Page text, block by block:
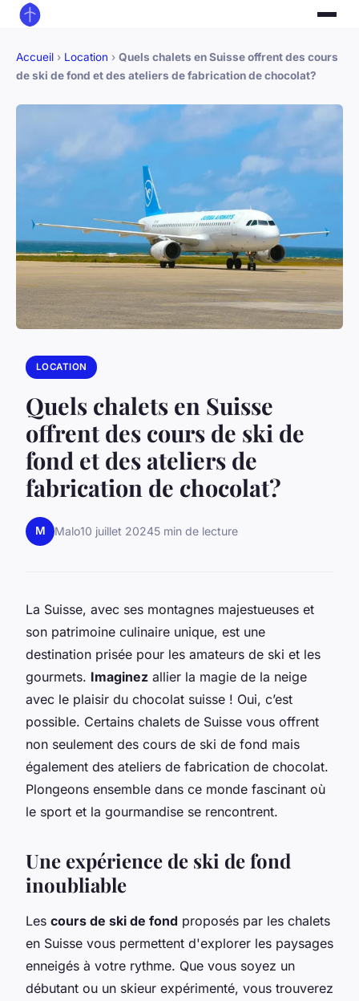
Accueil › Location › Quels chalets en Suisse offrent des cours
de ski de fond et des ateliers de fabrication de chocolat?
LOCATION
Quels chalets en Suisse
offrent des cours de ski de
fond et des ateliers de
fabrication de chocolat?
M Malo10 juillet 20245 min de lecture
La Suisse, avec ses montagnes majestueuses et
son patrimoine culinaire unique, est une
destination prisée pour les amateurs de ski et les
gourmets. Imaginez allier la magie de la neige
avec le plaisir du chocolat suisse ! Oui, c’est
possible. Certains chalets de Suisse vous offrent
non seulement des cours de ski de fond mais
également des ateliers de fabrication de chocolat.
Plongeons ensemble dans ce monde fascinant où
le sport et la gourmandise se rencontrent.
Une expérience de ski de fond
inoubliable
Les cours de ski de fond proposés par les chalets
en Suisse vous permettent d'explorer les paysages
enneigés à votre rythme. Que vous soyez un
débutant ou un skieur expérimenté, vous trouverez